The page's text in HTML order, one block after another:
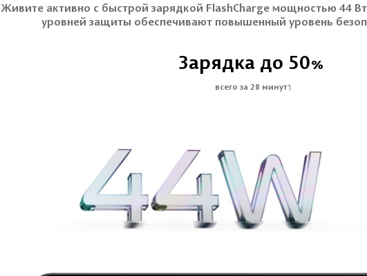
Живите активно с быстрой зарядкой FlashCharge мощностью 44
уровней защиты обеспечивают повышенный уровень
Зарядка до 50%
всего за 28 минут1